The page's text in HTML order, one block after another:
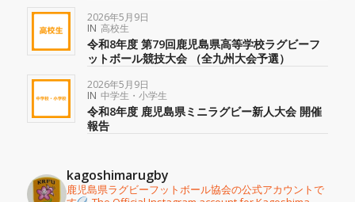
2026年5月9日
IN 高校生
令和8年度 第79回鹿児島県高等学校ラグビーフ
ットボール競技大会 （全九州大会予選）
2026年5月9日
IN 中学生・小学生
令和8年度 鹿児島県ミニラグビー新人大会 開催
報告
kagoshimarugby
鹿児島県ラグビーフットボール協会の公式アカウントで